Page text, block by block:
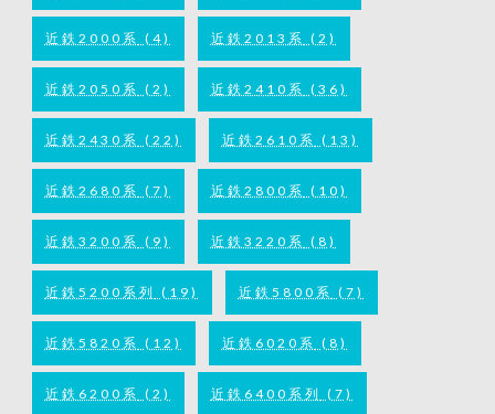
近鉄2000系 (4) 近鉄2013系 (2)
近鉄2050系 (2) 近鉄2410系 (36)
近鉄2430系 (22) 近鉄2610系 (13)
近鉄2680系 (7) 近鉄2800系 (10)
近鉄3200系 (9) 近鉄3220系 (8)
近鉄5200系列 (19) 近鉄5800系 (7)
近鉄5820系 (12) 近鉄6020系 (8)
近鉄6200系 (2) 近鉄6400系列 (7)